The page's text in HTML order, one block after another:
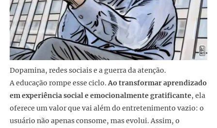
Dopamina, redes sociais e a guerra da atenção.
A educação rompe esse ciclo.Ao transformar aprendizado
em experiência social e emocionalmente gratificante, ela
oferece um valor que vai além do entretenimento vazio: o
usuário não apenas consome, mas evolui. Assim, o